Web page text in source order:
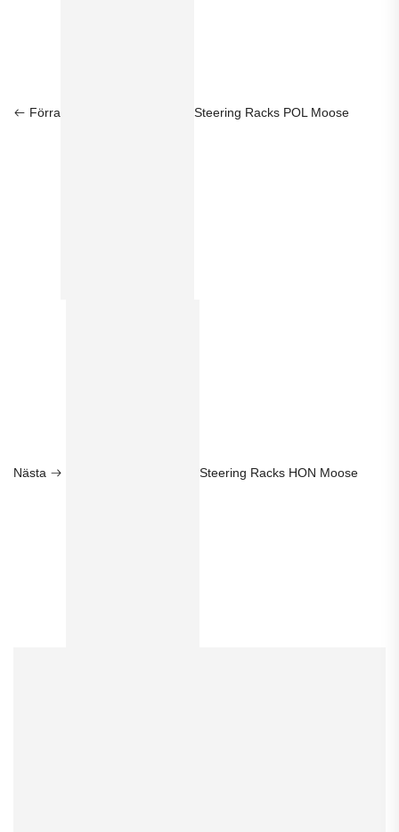
Förra Steering Racks POL Moose
Nästa Steering Racks HON Moose